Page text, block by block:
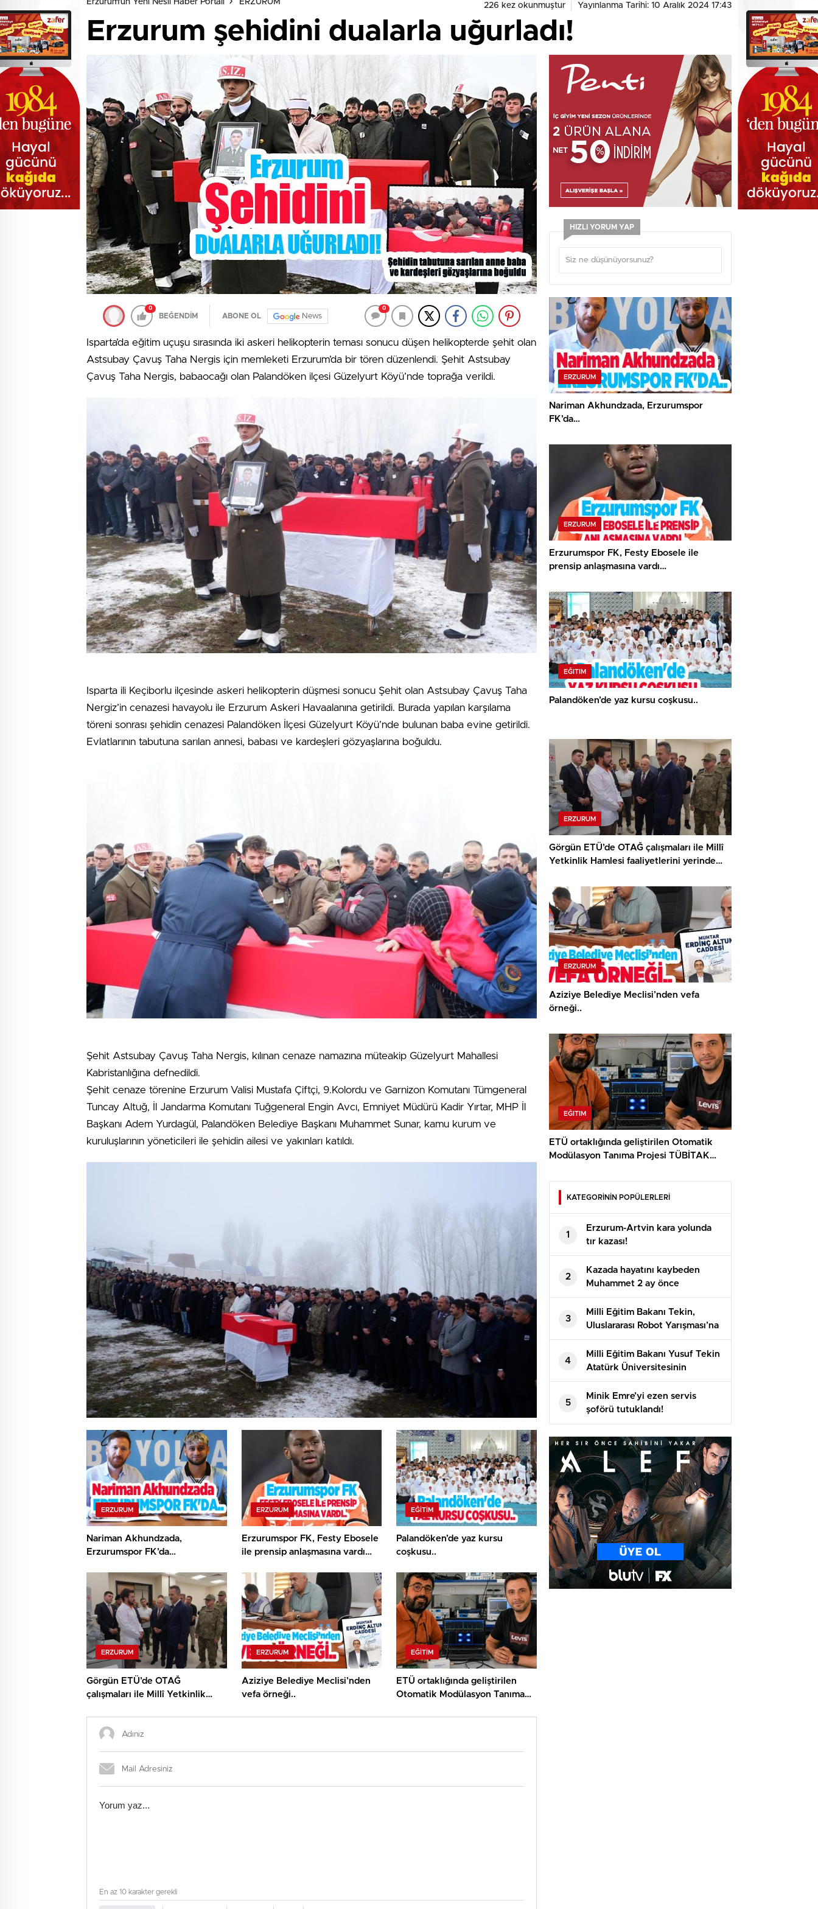
Erzurum'un Yeni Nesil Haber Portalı ERZURUM 226 kez okunmuştur Yayınlanma Tarihi: 10 Aralık 2024 17:43
Erzurum şehidini dualarla uğurladı!
0
BEĞENDİM ABONE OL News
0
Isparta’da eğitim uçuşu sırasında iki askeri helikopterin teması sonucu düşen helikopterde şehit olan
Astsubay Çavuş Taha Nergis için memleketi Erzurum’da bir tören düzenlendi. Şehit Astsubay
Çavuş Taha Nergis, babaocağı olan Palandöken ilçesi Güzelyurt Köyü’nde toprağa verildi.
Isparta ili Keçiborlu ilçesinde askeri helikopterin düşmesi sonucu Şehit olan Astsubay Çavuş Taha
Nergiz’in cenazesi havayolu ile Erzurum Askeri Havaalanına getirildi. Burada yapılan karşılama
töreni sonrası şehidin cenazesi Palandöken İlçesi Güzelyurt Köyü’nde bulunan baba evine getirildi.
Evlatlarının tabutuna sarılan annesi, babası ve kardeşleri gözyaşlarına boğuldu.
Şehit Astsubay Çavuş Taha Nergis, kılınan cenaze namazına müteakip Güzelyurt Mahallesi
Kabristanlığına defnedildi.
Şehit cenaze törenine Erzurum Valisi Mustafa Çiftçi, 9.Kolordu ve Garnizon Komutanı Tümgeneral
Tuncay Altuğ, İl Jandarma Komutanı Tuğgeneral Engin Avcı, Emniyet Müdürü Kadir Yırtar, MHP İl
Başkanı Adem Yurdagül, Palandöken Belediye Başkanı Muhammet Sunar, kamu kurum ve
kuruluşlarının yöneticileri ile şehidin ailesi ve yakınları katıldı.
ERZURUM
Nariman Akhundzada,
Erzurumspor FK’da…
ERZURUM
Erzurumspor FK, Festy Ebosele
ile prensip anlaşmasına vardı…
EĞITIM
Palandöken’de yaz kursu
coşkusu..
ERZURUM
Görgün ETÜ’de OTAĞ
çalışmaları ile Millî Yetkinlik
ERZURUM
Aziziye Belediye Meclisi’nden
vefa örneği..
EĞITIM
ETÜ ortaklığında geliştirilen
Otomatik Modülasyon Tanıma
En az 10 karakter gerekli
HIZLI YORUM YAP
ERZURUM
Nariman Akhundzada, Erzurumspor
FK’da…
ERZURUM
Erzurumspor FK, Festy Ebosele ile
prensip anlaşmasına vardı…
EĞITIM
Palandöken’de yaz kursu coşkusu..
ERZURUM
Görgün ETÜ’de OTAĞ çalışmaları ile Millî
Yetkinlik Hamlesi faaliyetlerini yerinde
ERZURUM
Aziziye Belediye Meclisi’nden vefa
örneği..
EĞITIM
ETÜ ortaklığında geliştirilen Otomatik
Modülasyon Tanıma Projesi TÜBİTAK
KATEGORİNİN POPÜLERLERİ
1
Erzurum-Artvin kara yolunda
tır kazası!
2
Kazada hayatını kaybeden
Muhammet 2 ay önce
evlenmişti!
3
Milli Eğitim Bakanı Tekin,
Uluslararası Robot Yarışması’na
katılan öğrencilerle bir araya
geldi
4
Milli Eğitim Bakanı Yusuf Tekin
Atatürk Üniversitesinin
akademik yılı açılış töreninde
konuştu
5
Minik Emre’yi ezen servis
şoförü tutuklandı!